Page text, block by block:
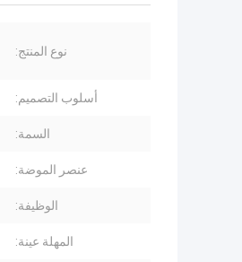
نوع المنتج:
أسلوب التصميم:
السمة:
عنصر الموضة:
الوظيفة:
المهلة عينة: